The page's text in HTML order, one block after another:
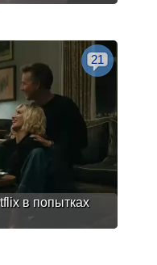
в попытках
21